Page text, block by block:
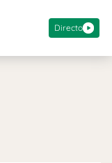
Directo